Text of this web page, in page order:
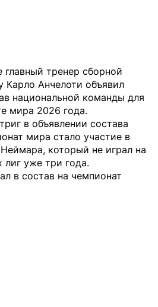
тренер сборной
Карло Анчелоти объявил
национальной команды для
мира 2026 года.
в объявлении состава
мира стало участие в
который не играл на
лиг уже три года.
в состав на чемпионат